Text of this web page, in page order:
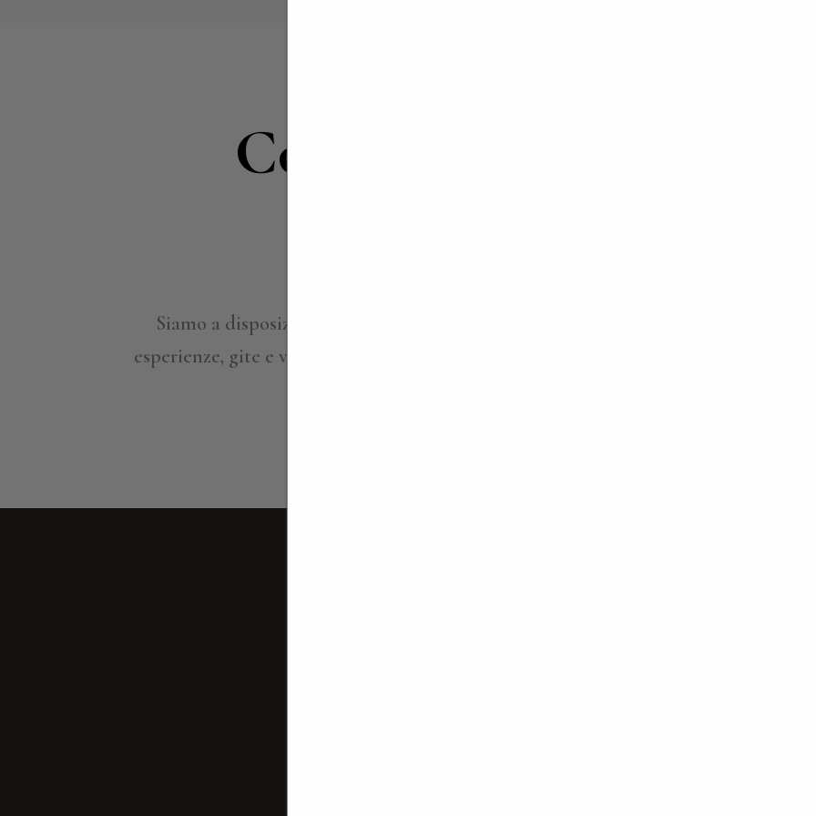
Contattaci per maggiori
Siamo a disposizione per approfondire i dettagli di tutte le proposte presentate;
esperienze, gite e viaggi su misura, in base alle vostre esigenze e curiosità;